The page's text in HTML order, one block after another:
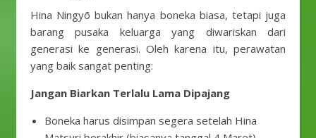
Hina Ningyō bukan hanya boneka biasa, tetapi juga
barang pusaka keluarga yang diwariskan dari
generasi ke generasi. Oleh karena itu, perawatan
yang baik sangat penting:
Jangan Biarkan Terlalu Lama Dipajang
Boneka harus disimpan segera setelah Hina